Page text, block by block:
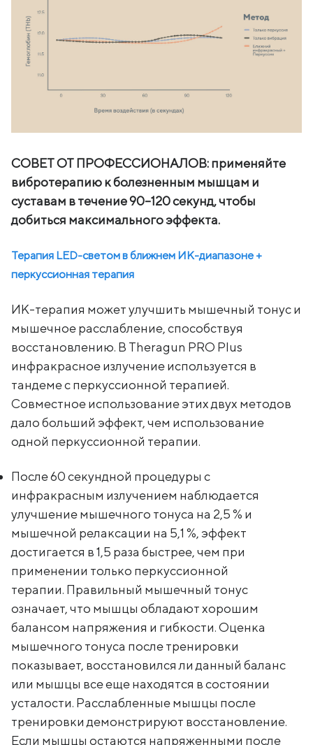
СОВЕТ ОТ ПРОФЕССИОНАЛОВ: применяйте
вибротерапию к болезненным мышцам и
суставам в течение 90–120 секунд, чтобы
добиться максимального эффекта.
Терапия LED-светом в ближнем ИК-диапазоне +
перкуссионная терапия
ИК-терапия может улучшить мышечный тонус и
мышечное расслабление, способствуя
восстановлению. В Theragun PRO Plus
инфракрасное излучение используется в
тандеме с перкуссионной терапией.
Совместное использование этих двух методов
дало больший эффект, чем использование
одной перкуссионной терапии.
После 60 секундной процедуры с
инфракрасным излучением наблюдается
улучшение мышечного тонуса на 2,5 % и
мышечной релаксации на 5,1 %, эффект
достигается в 1,5 раза быстрее, чем при
применении только перкуссионной
терапии. Правильный мышечный тонус
означает, что мышцы обладают хорошим
балансом напряжения и гибкости. Оценка
мышечного тонуса после тренировки
показывает, восстановился ли данный баланс
или мышцы все еще находятся в состоянии
усталости. Расслабленные мышцы после
тренировки демонстрируют восстановление.
Если мышцы остаются напряженными после